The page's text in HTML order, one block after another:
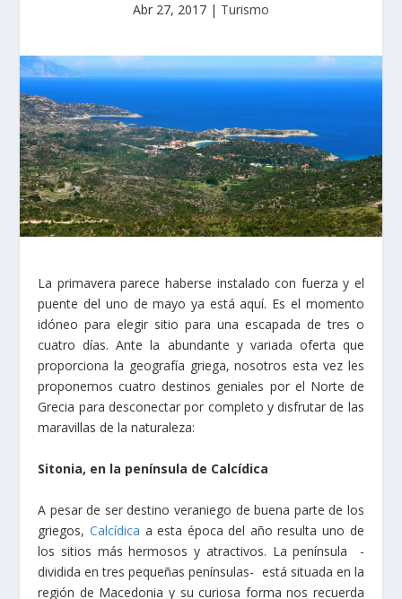
Abr 27, 2017 | Turismo
La primavera parece haberse instalado con fuerza y el
puente del uno de mayo ya está aquí. Es el momento
idóneo para elegir sitio para una escapada de tres o
cuatro días. Ante la abundante y variada oferta que
proporciona la geografía griega, nosotros esta vez les
proponemos cuatro destinos geniales por el Norte de
Grecia para desconectar por completo y disfrutar de las
maravillas de la naturaleza:
Sitonia, en la península de Calcídica
A pesar de ser destino veraniego de buena parte de los
griegos, Calcídica a esta época del año resulta uno de
los sitios más hermosos y atractivos. La península -
dividida en tres pequeñas penínsulas- está situada en la
región de Macedonia y su curiosa forma nos recuerda